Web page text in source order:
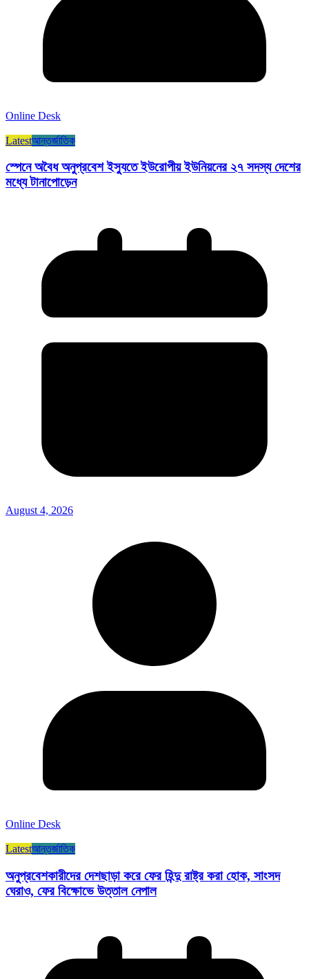
Online Desk
Latestআন্তর্জাতিক
স্পেনে অবৈধ অনুপ্রবেশ ইস্যুতে ইউরোপীয় ইউনিয়নের ২৭ সদস্য দেশের
মধ্যে টানাপোড়েন
August 4, 2026
Online Desk
Latestআন্তর্জাতিক
অনুপ্রবেশকারীদের দেশছাড়া করে ফের হিন্দু রাষ্ট্র করা হোক, সাংসদ
ঘেরাও, ফের বিক্ষোভে উত্তাল নেপাল